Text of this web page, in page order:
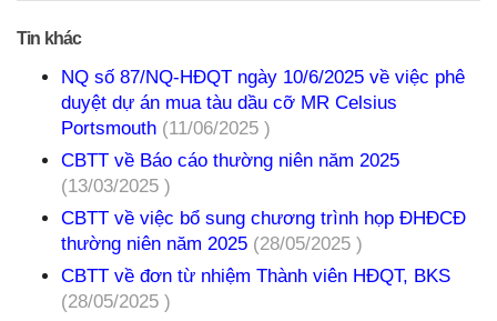
Tin khác
NQ số 87/NQ-HĐQT ngày 10/6/2025 về việc phê
duyệt dự án mua tàu dầu cỡ MR Celsius
Portsmouth (11/06/2025 )
CBTT về Báo cáo thường niên năm 2025
(13/03/2025 )
CBTT về việc bổ sung chương trình họp ĐHĐCĐ
thường niên năm 2025 (28/05/2025 )
CBTT về đơn từ nhiệm Thành viên HĐQT, BKS
(28/05/2025 )